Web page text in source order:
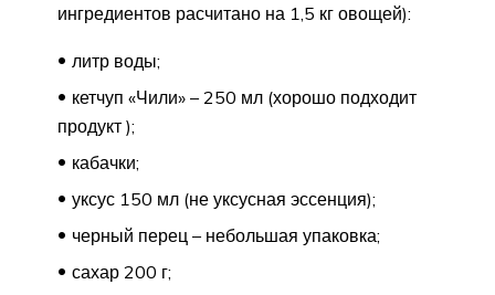
ингредиентов расчитано на 1,5 кг овощей):
литр воды;
кетчуп «Чили» – 250 мл (хорошо подходит
продукт );
кабачки;
уксус 150 мл (не уксусная эссенция);
черный перец – небольшая упаковка;
сахар 200 г;